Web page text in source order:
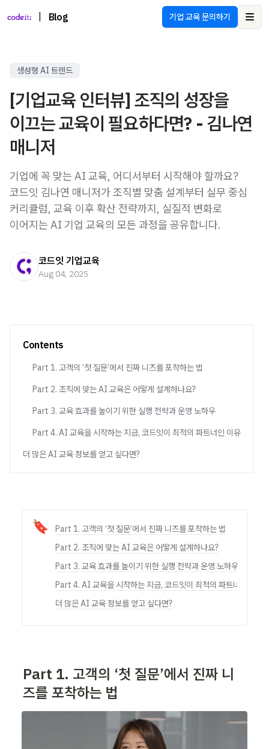
Blog 기업 교육 문의하기
생성형 AI 트렌드
[기업교육 인터뷰] 조직의 성장을
이끄는 교육이 필요하다면? - 김나연
매니저
기업에 꼭 맞는 AI 교육, 어디서부터 시작해야 할까요?
코드잇 김나연 매니저가 조직별 맞춤 설계부터 실무 중심
커리큘럼, 교육 이후 확산 전략까지, 실질적 변화로
이어지는 AI 기업 교육의 모든 과정을 공유합니다.
코드잇 기업교육
Aug 04, 2025
Contents
Part 1. 고객의 ‘첫 질문’에서 진짜 니즈를 포착하는 법
Part 2. 조직에 맞는 AI 교육은 어떻게 설계하나요?
Part 3. 교육 효과를 높이기 위한 실행 전략과 운영 노하우
Part 4. AI 교육을 시작하는 지금, 코드잇이 최적의 파트너인 이유
더 많은 AI 교육 정보를 얻고 싶다면?
🔖
Part 1. 고객의 ‘첫 질문’에서 진짜 니즈를 포착하는 법
Part 2. 조직에 맞는 AI 교육은 어떻게 설계하나요?
Part 3. 교육 효과를 높이기 위한 실행 전략과 운영 노하우
Part 4. AI 교육을 시작하는 지금, 코드잇이 최적의 파트너인 이유
더 많은 AI 교육 정보를 얻고 싶다면?
Part 1. 고객의 ‘첫 질문’에서 진짜 니
즈를 포착하는 법